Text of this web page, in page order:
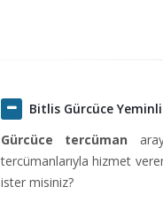
Bitlis Gürcüce
Gürcüce tercüman
tercümanlarıyla hizmet
ister misiniz?